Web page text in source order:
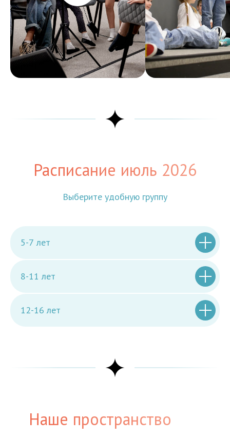
Расписание июль 2026
Выберите удобную группу
5-7 лет
8-11 лет
12-16 лет
Наше пространство